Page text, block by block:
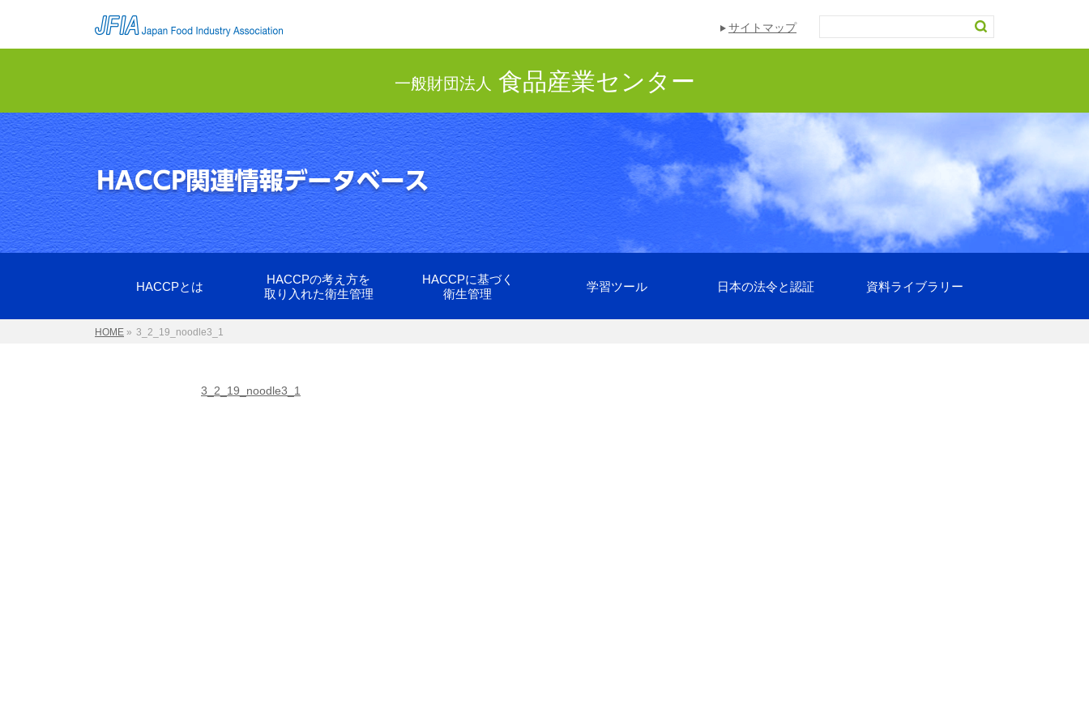
サイトマップ
一般財団法人 食品産業センター
HACCPとは
HACCPの考え方を
取り入れた衛生管理
HACCPに基づく
衛生管理
学習ツール 日本の法令と認証 資料ライブラリー
HOME » 3_2_19_noodle3_1
3_2_19_noodle3_1